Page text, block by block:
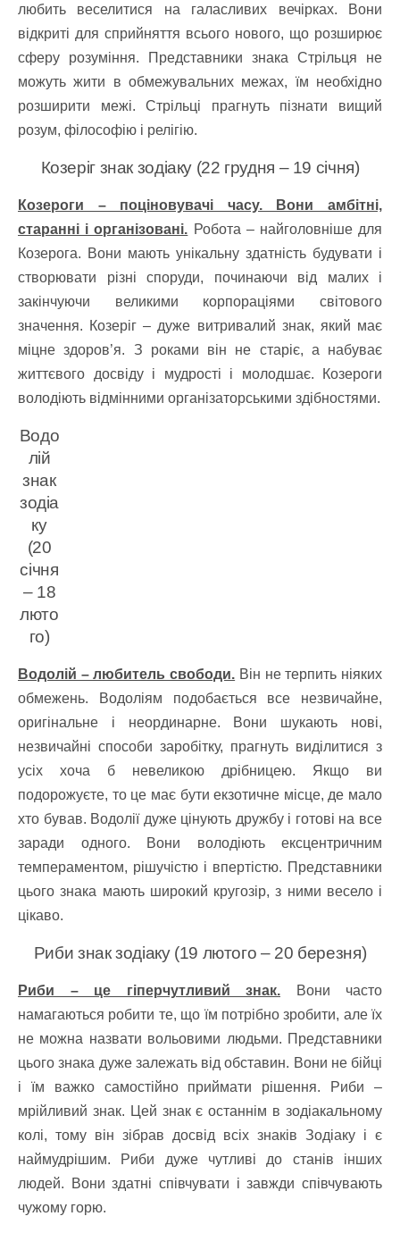
любить веселитися на галасливих вечірках. Вони
відкриті для сприйняття всього нового, що розширює
сферу розуміння. Представники знака Стрільця не
можуть жити в обмежувальних межах, їм необхідно
розширити межі. Стрільці прагнуть пізнати вищий
розум, філософію і релігію.
Козеріг знак зодіаку (22 грудня – 19 січня)
Козероги – поціновувачі часу. Вони амбітні,
старанні і організовані. Робота – найголовніше для
Козерога. Вони мають унікальну здатність будувати і
створювати різні споруди, починаючи від малих і
закінчуючи великими корпораціями світового
значення. Козеріг – дуже витривалий знак, який має
міцне здоров’я. З роками він не старіє, а набуває
життєвого досвіду і мудрості і молодшає. Козероги
володіють відмінними організаторськими здібностями.
Водо
лій
знак
зодіа
ку
(20
січня
– 18
люто
го)
Водолій – любитель свободи. Він не терпить ніяких
обмежень. Водоліям подобається все незвичайне,
оригінальне і неординарне. Вони шукають нові,
незвичайні способи заробітку, прагнуть виділитися з
усіх хоча б невеликою дрібницею. Якщо ви
подорожуєте, то це має бути екзотичне місце, де мало
хто бував. Водолії дуже цінують дружбу і готові на все
заради одного. Вони володіють ексцентричним
темпераментом, рішучістю і впертістю. Представники
цього знака мають широкий кругозір, з ними весело і
цікаво.
Риби знак зодіаку (19 лютого – 20 березня)
Риби – це гіперчутливий знак. Вони часто
намагаються робити те, що їм потрібно зробити, але їх
не можна назвати вольовими людьми. Представники
цього знака дуже залежать від обставин. Вони не бійці
і їм важко самостійно приймати рішення. Риби –
мрійливий знак. Цей знак є останнім в зодіакальному
колі, тому він зібрав досвід всіх знаків Зодіаку і є
наймудрішим. Риби дуже чутливі до станів інших
людей. Вони здатні співчувати і завжди співчувають
чужому горю.